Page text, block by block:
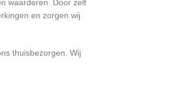
waarderen. Door zelf
en zorgen wij
thuisbezorgen. Wij